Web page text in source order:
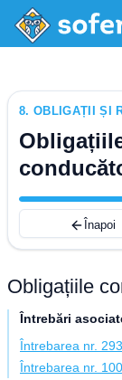
8. OBLIGAȚII ȘI
Înapoi
Obligațiile
Întrebări
Întrebarea nr.
Întrebarea nr.